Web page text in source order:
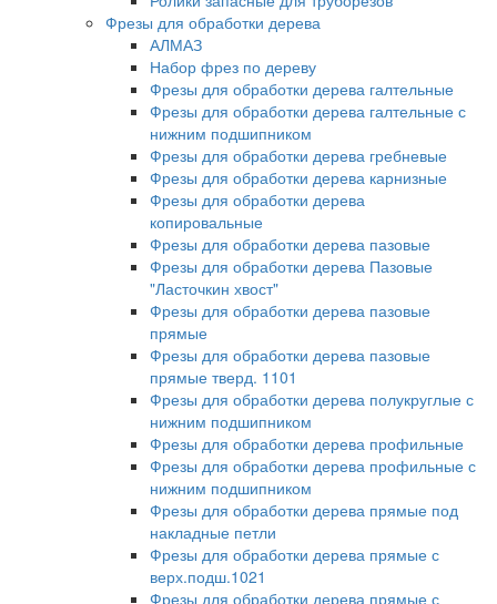
Фрезы для обработки дерева
АЛМАЗ
Набор фрез по дереву
Фрезы для обработки дерева галтельные
Фрезы для обработки дерева галтельные с
нижним подшипником
Фрезы для обработки дерева гребневые
Фрезы для обработки дерева карнизные
Фрезы для обработки дерева
копировальные
Фрезы для обработки дерева пазовые
Фрезы для обработки дерева Пазовые
"Ласточкин хвост"
Фрезы для обработки дерева пазовые
прямые
Фрезы для обработки дерева пазовые
прямые тверд. 1101
Фрезы для обработки дерева полукруглые с
нижним подшипником
Фрезы для обработки дерева профильные
Фрезы для обработки дерева профильные с
нижним подшипником
Фрезы для обработки дерева прямые под
накладные петли
Фрезы для обработки дерева прямые с
верх.подш.1021
Фрезы для обработки дерева прямые с